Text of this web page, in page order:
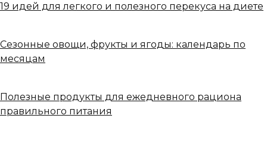
19 идей для легкого и полезного перекуса на диете
Сезонные овощи, фрукты и ягоды: календарь по
месяцам
Полезные продукты для ежедневного рациона
правильного питания